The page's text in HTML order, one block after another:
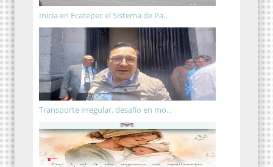
Inicia en Ecatepec el Sistema de Pa...
Transporte irregular, desafío en mo...